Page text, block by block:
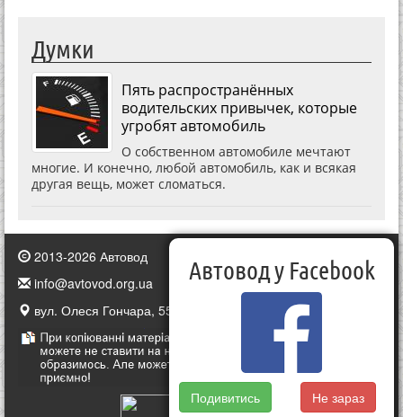
Думки
Пять распространённых
водительских привычек, которые
угробят автомобиль
О собственном автомобиле мечтают
многие. И конечно, любой автомобиль, как и всякая
другая вещь, может сломаться.
2013-2026 Автовод
info@avtovod.org.ua
вул. Олеся Гончара, 55, Київ, Україна
Автовод у Facebook
Подивитись Не зараз